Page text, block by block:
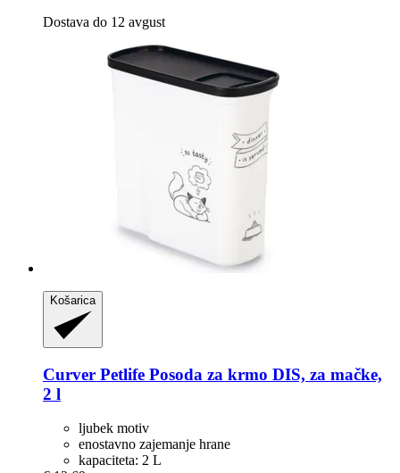
Dostava do 12 avgust
Košarica
Curver Petlife Posoda za krmo DIS, za mačke,
2 l
ljubek motiv
enostavno zajemanje hrane
kapaciteta: 2 L